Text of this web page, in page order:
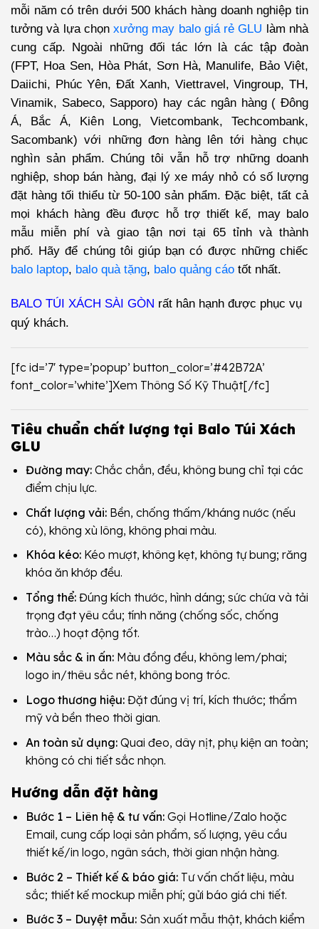
mỗi năm có trên dưới 500 khách hàng doanh nghiệp tin
tưởng và lựa chọnxưởng may balo giá rẻ GLU làm nhà
cung cấp. Ngoài những đối tác lớn là các tập đoàn
(FPT, Hoa Sen, Hòa Phát, Sơn Hà, Manulife, Bảo Việt,
Daiichi, Phúc Yên, Đất Xanh, Viettravel, Vingroup, TH,
Vinamik, Sabeco, Sapporo) hay các ngân hàng ( Đông
Á, Bắc Á, Kiên Long, Vietcombank, Techcombank,
Sacombank) với những đơn hàng lên tới hàng chục
nghìn sản phẩm. Chúng tôi vẫn hỗ trợ những doanh
nghiệp, shop bán hàng, đại lý xe máy nhỏ có số lượng
đặt hàng tối thiểu từ 50-100 sản phẩm. Đặc biệt, tất cả
mọi khách hàng đều được hỗ trợ thiết kế, may balo
mẫu miễn phí và giao tận nơi tại 65 tỉnh và thành
phố. Hãy để chúng tôi giúp bạn có được những chiếc
balo laptop, balo quà tặng, balo quảng cáo tốt nhất.
BALO TÚI XÁCH SÀI GÒN rất hân hạnh được phục vụ
quý khách.
[fc id=’7′ type=’popup’ button_color=’#42B72A’
font_color=’white’]Xem Thông Số Kỹ Thuật[/fc]
Tiêu chuẩn chất lượng tại Balo Túi Xách
GLU
Đường may:Chắc chắn, đều, không bung chỉ tại các
điểm chịu lực.
Chất lượng vải:Bền, chống thấm/kháng nước (nếu
có), không xù lông, không phai màu.
Khóa kéo:Kéo mượt, không kẹt, không tự bung; răng
khóa ăn khớp đều.
Tổng thể:Đúng kích thước, hình dáng; sức chứa và tải
trọng đạt yêu cầu; tính năng (chống sốc, chống
trào…) hoạt động tốt.
Màu sắc & in ấn:Màu đồng đều, không lem/phai;
logo in/thêu sắc nét, không bong tróc.
Logo thương hiệu:Đặt đúng vị trí, kích thước; thẩm
mỹ và bền theo thời gian.
An toàn sử dụng:Quai đeo, dây nịt, phụ kiện an toàn;
không có chi tiết sắc nhọn.
Hướng dẫn đặt hàng
Bước 1 – Liên hệ & tư vấn:Gọi Hotline/Zalo hoặc
Email, cung cấp loại sản phẩm, số lượng, yêu cầu
thiết kế/in logo, ngân sách, thời gian nhận hàng.
Bước 2 – Thiết kế & báo giá:Tư vấn chất liệu, màu
sắc; thiết kế mockup miễn phí; gửi báo giá chi tiết.
Bước 3 – Duyệt mẫu:Sản xuất mẫu thật, khách kiểm